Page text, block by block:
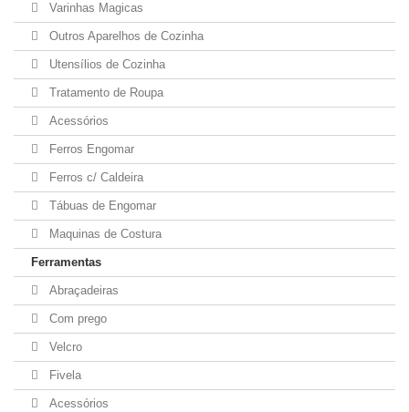
Varinhas Magicas
Outros Aparelhos de Cozinha
Utensílios de Cozinha
Tratamento de Roupa
Acessórios
Ferros Engomar
Ferros c/ Caldeira
Tábuas de Engomar
Maquinas de Costura
Ferramentas
Abraçadeiras
Com prego
Velcro
Fivela
Acessórios